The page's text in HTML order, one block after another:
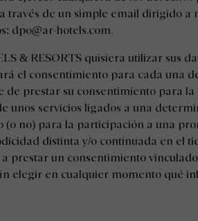
través de un simple email dirigido a
dpo@ar-hotels.com.
& RESORTS quisiera utilizar sus
el consentimiento para cada una
de prestar su consentimiento para la
unos servicios ligados a una
(o no) para la participación a una
distinta y/o continuada en el
prestar un consentimiento
elegir en cualquier momento qué